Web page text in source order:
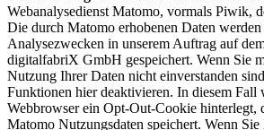
Webanalysedienst Matomo, vormals Piwik,
Die durch Matomo erhobenen Daten
Analysezwecken in unserem Auftrag auf
digitalfabriX GmbH gespeichert. Wenn Sie
Nutzung Ihrer Daten nicht einverstanden
Funktionen hier deaktivieren. In diesem Fall
Webbrowser ein Opt-Out-Cookie hinterlegt,
Matomo Nutzungsdaten speichert. Wenn